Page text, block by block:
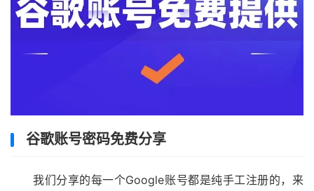
谷歌账号密码免费分享
我们分享的每一个Google账号都是纯手工注册的，来